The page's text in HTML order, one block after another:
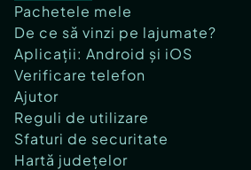
Pachetele mele
De ce să vinzi pe lajumate?
Aplicații: Android și iOS
Verificare telefon
Ajutor
Reguli de utilizare
Sfaturi de securitate
Hartă județelor